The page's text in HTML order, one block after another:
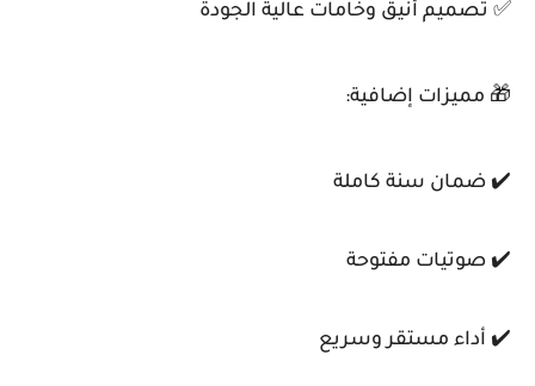
✅ تصميم أنيق وخامات عالية الجودة
🎁 مميزات إضافية:
✔️ ضمان سنة كاملة
✔️ صوتيات مفتوحة
✔️ أداء مستقر وسريع